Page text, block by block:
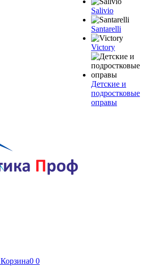
Salivio
Santarelli
Victory
Детские и
подростковые
оправы
Корзина0 0